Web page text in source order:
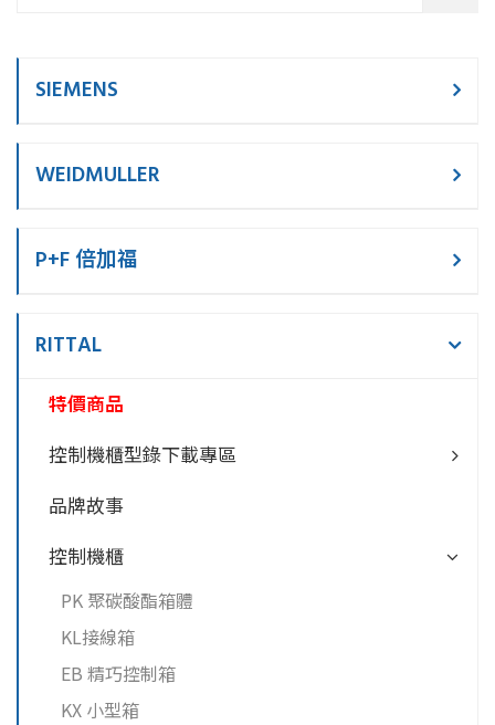
SIEMENS
WEIDMULLER
P+F 倍加福
RITTAL
特價商品
控制機櫃型錄下載專區
品牌故事
控制機櫃
PK 聚碳酸酯箱體
KL接線箱
EB 精巧控制箱
KX 小型箱